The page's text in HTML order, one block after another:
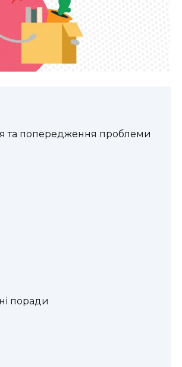
та попередження проблеми
поради